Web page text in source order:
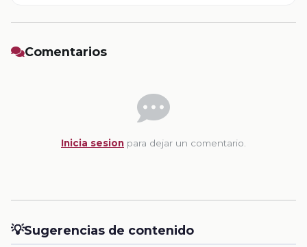
Comentarios
Inicia sesion para dejar un comentario.
💡Sugerencias de contenido